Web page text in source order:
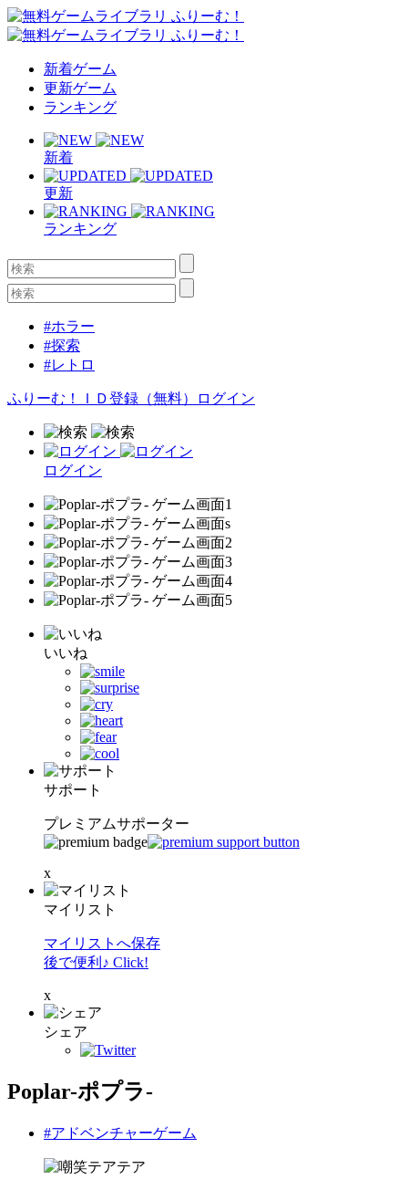
新着ゲーム
更新ゲーム
ランキング
新着
更新
ランキング
#ホラー
#探索
#レトロ
ふりーむ！ＩＤ登録（無料） ログイン
ログイン
いいね
サポート
プレミアムサポーター
x
マイリスト
マイリストへ保存
後で便利♪ Click!
x
シェア
Poplar-ポプラ-
#アドベンチャーゲーム